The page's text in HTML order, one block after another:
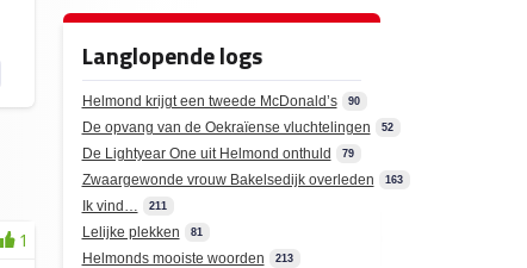
1
Langlopende logs
Helmond krijgt een tweede McDonald’s 90
De opvang van de Oekraïense vluchtelingen 52
De Lightyear One uit Helmond onthuld 79
Zwaargewonde vrouw Bakelsedijk overleden 163
Ik vind… 211
Lelijke plekken 81
Helmonds mooiste woorden 213